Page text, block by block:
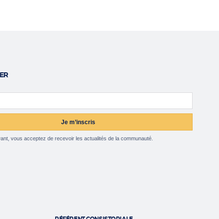
Je m’inscris
vous acceptez de recevoir les actualités de la communauté.